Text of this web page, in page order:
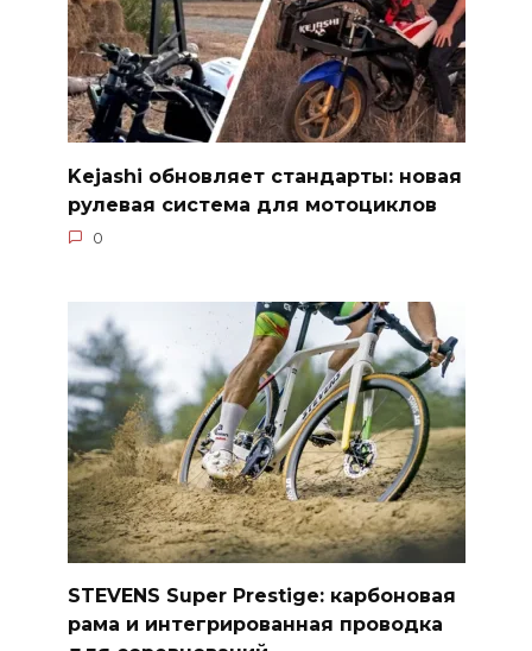
Kejashi обновляет стандарты: новая
рулевая система для мотоциклов
0
STEVENS Super Prestige: карбоновая
рама и интегрированная проводка